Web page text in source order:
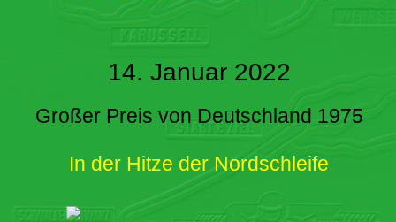
14. Januar 2022
Großer Preis von Deutschland 1975
In der Hitze der Nordschleife